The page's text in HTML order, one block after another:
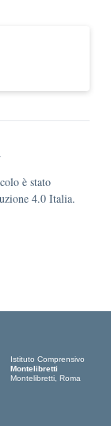
è stato
4.0 Italia.
Istituto Comprensivo
Montelibretti
Montelibretti, Roma